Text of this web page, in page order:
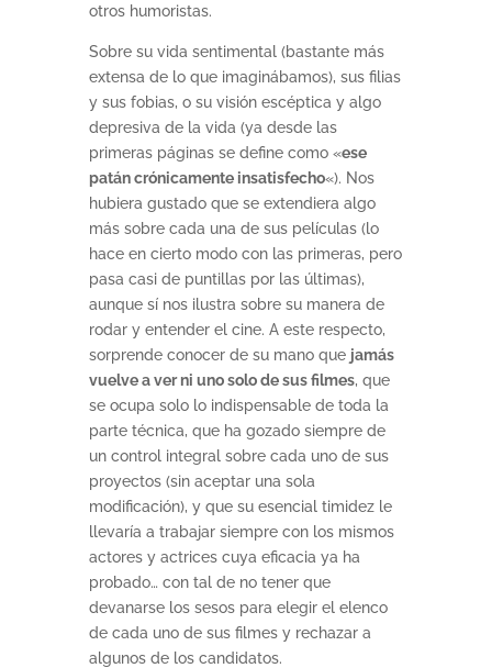
otros humoristas.
Sobre su vida sentimental (bastante más
extensa de lo que imaginábamos), sus filias
y sus fobias, o su visión escéptica y algo
depresiva de la vida (ya desde las
primeras páginas se define como «ese
patán crónicamente insatisfecho«). Nos
hubiera gustado que se extendiera algo
más sobre cada una de sus películas (lo
hace en cierto modo con las primeras, pero
pasa casi de puntillas por las últimas),
aunque sí nos ilustra sobre su manera de
rodar y entender el cine. A este respecto,
sorprende conocer de su mano que jamás
vuelve a ver ni uno solo de sus filmes, que
se ocupa solo lo indispensable de toda la
parte técnica, que ha gozado siempre de
un control integral sobre cada uno de sus
proyectos (sin aceptar una sola
modificación), y que su esencial timidez le
llevaría a trabajar siempre con los mismos
actores y actrices cuya eficacia ya ha
probado… con tal de no tener que
devanarse los sesos para elegir el elenco
de cada uno de sus filmes y rechazar a
algunos de los candidatos.